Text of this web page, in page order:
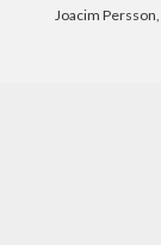
Joacim Persson,